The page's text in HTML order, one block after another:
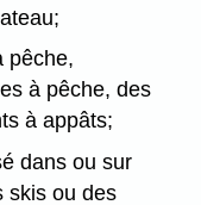
pêche,
à pêche, des
à appâts;
dans ou sur
skis ou des